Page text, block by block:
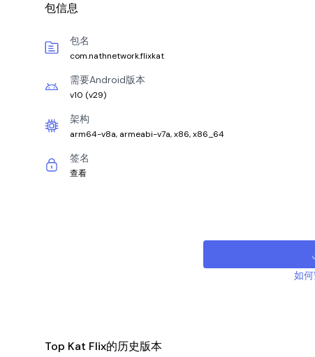
包信息
包名
com.nathnetwork.flixkat
需要Android版本
v10 (v29)
架构
arm64-v8a, armeabi-v7a, x86, x86_64
签名
查看
如
Top Kat Flix的历史版本